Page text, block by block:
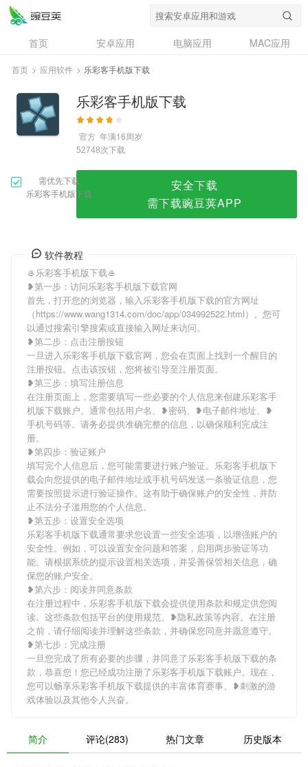
首页 安卓应用 电脑应用
MAC应用
资讯
专题
问答
首页 > 应用软件 > 乐彩客手机版下载
乐彩客手机版下载
官方 年满16周岁
52748次下载
需优先下载
乐彩客手机版下载
安全下载
需下载豌豆荚APP
软件教程
🥌乐彩客手机版下载🥌
❥第一步：访问乐彩客手机版下载官网
首先，打开您的浏览器，输入乐彩客手机版下载的官方网址
（https://www.wang1314.com/doc/app/034992522.html）。您可
以通过搜索引擎搜索或直接输入网址来访问。
❥第二步：点击注册按钮
一旦进入乐彩客手机版下载官网，您会在页面上找到一个醒目的
注册按钮。点击该按钮，您将被引导至注册页面。
❥第三步：填写注册信息
在注册页面上，您需要填写一些必要的个人信息来创建乐彩客手
机版下载账户。通常包括用户名、❥密码、❥电子邮件地址、❥
手机号码等。请务必提供准确完整的信息，以确保顺利完成注
册。
❥第四步：验证账户
填写完个人信息后，您可能需要进行账户验证。乐彩客手机版下
载会向您提供的电子邮件地址或手机号码发送一条验证信息，您
需要按照提示进行验证操作。这有助于确保账户的安全性，并防
止不法分子滥用您的个人信息。
❥第五步：设置安全选项
乐彩客手机版下载通常要求您设置一些安全选项，以增强账户的
安全性。例如，可以设置安全问题和答案，启用两步验证等功
能。请根据系统的提示设置相关选项，并妥善保管相关信息，确
保您的账户安全。
❥第六步：阅读并同意条款
在注册过程中，乐彩客手机版下载会提供使用条款和规定供您阅
读。这些条款包括平台的使用规范、❥隐私政策等内容。在注册
之前，请仔细阅读并理解这些条款，并确保您同意并愿意遵守。
❥第七步：完成注册
一旦您完成了所有必要的步骤，并同意了乐彩客手机版下载的条
款，恭喜您！您已经成功注册了乐彩客手机版下载账户。现在，
您可以畅享乐彩客手机版下载提供的丰富体育赛事、❥刺激的游
戏体验以及其他令人兴奋。
简介 评论(283) 热门文章 历史版本